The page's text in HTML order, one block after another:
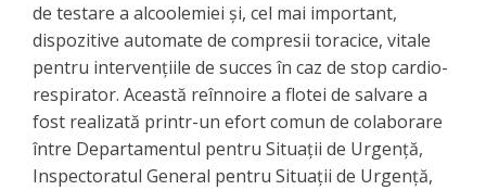
de testare a alcoolemiei și, cel mai important,
dispozitive automate de compresii toracice, vitale
pentru intervențiile de succes în caz de stop cardio-
respirator. ​Această reînnoire a flotei de salvare a
fost realizată printr-un efort comun de colaborare
între Departamentul pentru Situații de Urgență,
Inspectoratul General pentru Situații de Urgență,